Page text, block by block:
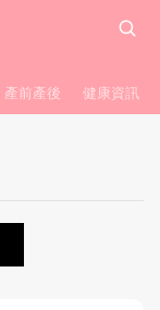
產前產後 健康資訊